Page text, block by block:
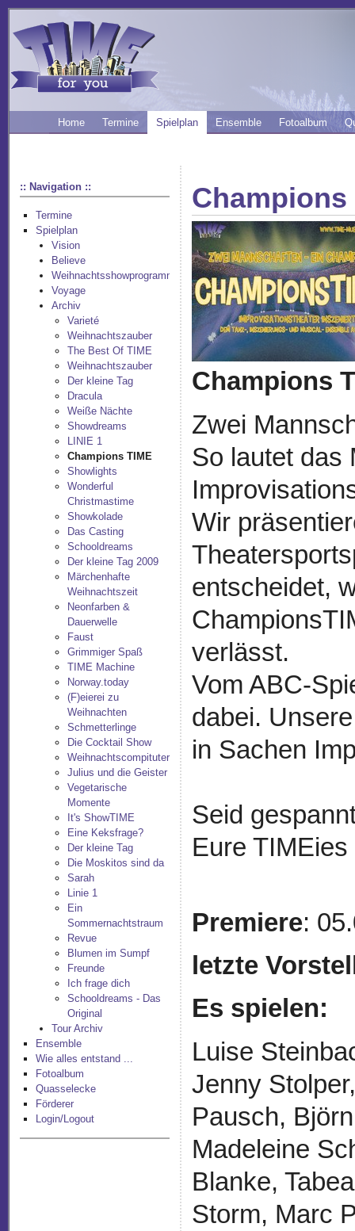
Home Termine Spielplan Ensemble Fotoalbum
:: Navigation ::
Termine
Spielplan
Vision
Believe
Weihnachtsshowprogramm
Voyage
Archiv
Varieté
Weihnachtszauber
The Best Of TIME
Weihnachtszauber
Der kleine Tag
Dracula
Weiße Nächte
Showdreams
LINIE 1
Champions TIME
Showlights
Wonderful
Christmastime
Showkolade
Das Casting
Schooldreams
Der kleine Tag 2009
Märchenhafte
Weihnachtszeit
Neonfarben &
Dauerwelle
Faust
Grimmiger Spaß
TIME Machine
Norway.today
(F)eierei zu
Weihnachten
Schmetterlinge
Die Cocktail Show
Weihnachtscompituter
Julius und die Geister
Vegetarische
Momente
It's ShowTIME
Eine Keksfrage?
Der kleine Tag
Die Moskitos sind da
Sarah
Linie 1
Ein
Sommernachtstraum
Revue
Blumen im Sumpf
Freunde
Ich frage dich
Schooldreams - Das
Original
Tour Archiv
Ensemble
Wie alles entstand ...
Fotoalbum
Quasselecke
Förderer
Login/Logout
Champions
Champions
Zwei
So lautet das
Wir
entscheidet,
verlässt.
Vom ABC-
dabei.
in Sachen
Seid
Eure TIMEies
Premiere:
letzte
Es spielen:
Luise
Jenny
Pausch,
Madeleine
Blanke,
Storm, Marc